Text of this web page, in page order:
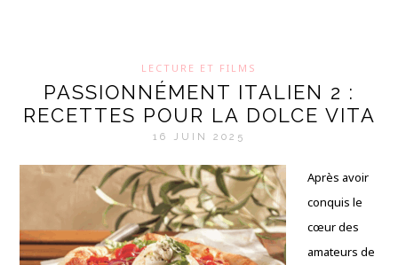
LECTURE ET FILMS
PASSIONNÉMENT ITALIEN 2 :
RECETTES POUR LA DOLCE VITA
16 JUIN 2025
Après avoir
conquis le
cœur des
amateurs de